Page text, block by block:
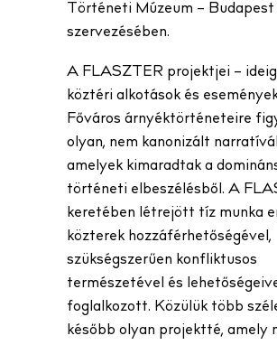
Történeti Múzeum – Budapest
szervezésében.
A FLASZTER projektjei –
köztéri alkotások és
Főváros árnyéktörténeteire
olyan, nem kanonizált
amelyek kimaradtak a
történeti elbeszélésből. A
keretében létrejött tíz munka
közterek hozzáférhetőségével,
szükségszerűen konfliktusos
természetével és
foglalkozott. Közülük több
később olyan projektté, amely